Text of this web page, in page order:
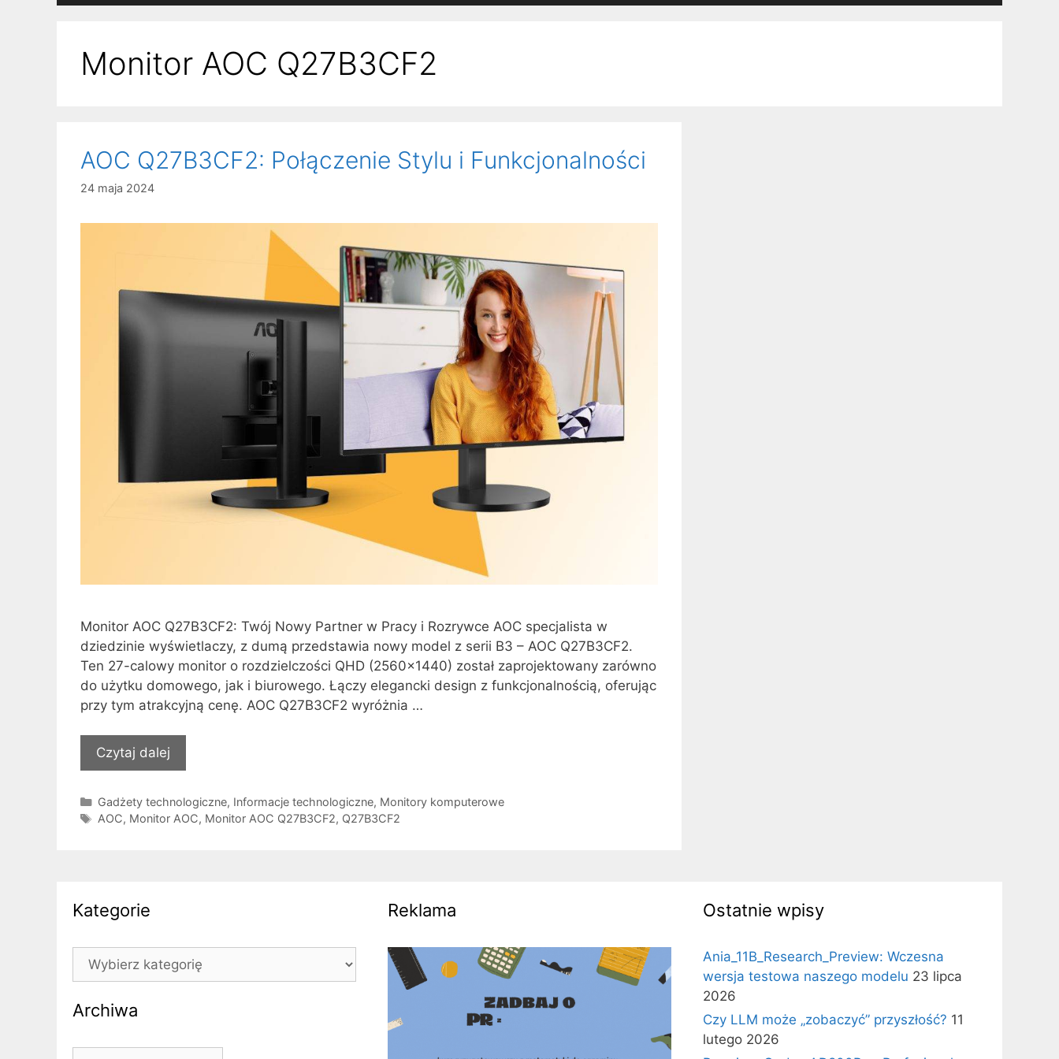
Monitor AOC Q27B3CF2
AOC Q27B3CF2: Połączenie Stylu i Funkcjonalności
24 maja 2024
Monitor AOC Q27B3CF2: Twój Nowy Partner w Pracy i Rozrywce AOC specjalista w
dziedzinie wyświetlaczy, z dumą przedstawia nowy model z serii B3 – AOC Q27B3CF2.
Ten 27-calowy monitor o rozdzielczości QHD (2560×1440) został zaprojektowany zarówno
do użytku domowego, jak i biurowego. Łączy elegancki design z funkcjonalnością, oferując
przy tym atrakcyjną cenę. AOC Q27B3CF2 wyróżnia …
Czytaj dalej
Kategorie
Gadżety technologiczne, Informacje technologiczne, Monitory komputerowe
Tagi
AOC, Monitor AOC, Monitor AOC Q27B3CF2, Q27B3CF2
Kategorie
Kategorie
Archiwa
Reklama Ostatnie wpisy
Ania_11B_Research_Preview: Wczesna
wersja testowa naszego modelu 23 lipca
2026
Czy LLM może „zobaczyć” przyszłość? 11
lutego 2026